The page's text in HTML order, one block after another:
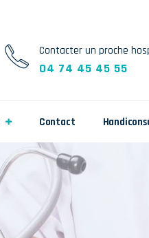
Contacter un proche
04 74 45 45 55
Contact